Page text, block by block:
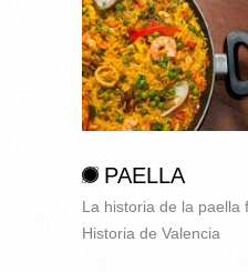
PAELLA
La historia de la paella
Historia de Valencia